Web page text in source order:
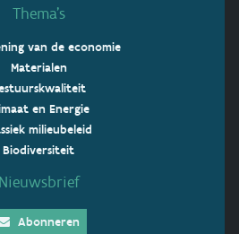
Thema’s
van de economie
Materialen
en Energie
milieubeleid
Biodiversiteit
Nieuwsbrief
Abonneren